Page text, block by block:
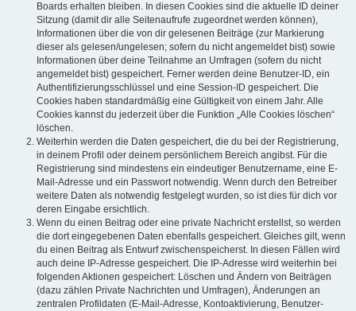
Boards erhalten bleiben. In diesen Cookies sind die aktuelle ID deiner
Sitzung (damit dir alle Seitenaufrufe zugeordnet werden können),
Informationen über die von dir gelesenen Beiträge (zur Markierung
dieser als gelesen/ungelesen; sofern du nicht angemeldet bist) sowie
Informationen über deine Teilnahme an Umfragen (sofern du nicht
angemeldet bist) gespeichert. Ferner werden deine Benutzer-ID, ein
Authentifizierungsschlüssel und eine Session-ID gespeichert. Die
Cookies haben standardmäßig eine Gültigkeit von einem Jahr. Alle
Cookies kannst du jederzeit über die Funktion „Alle Cookies löschen“
löschen.
Weiterhin werden die Daten gespeichert, die du bei der Registrierung,
in deinem Profil oder deinem persönlichem Bereich angibst. Für die
Registrierung sind mindestens ein eindeutiger Benutzername, eine E-
Mail-Adresse und ein Passwort notwendig. Wenn durch den Betreiber
weitere Daten als notwendig festgelegt wurden, so ist dies für dich vor
deren Eingabe ersichtlich.
Wenn du einen Beitrag oder eine private Nachricht erstellst, so werden
die dort eingegebenen Daten ebenfalls gespeichert. Gleiches gilt, wenn
du einen Beitrag als Entwurf zwischenspeicherst. In diesen Fällen wird
auch deine IP-Adresse gespeichert. Die IP-Adresse wird weiterhin bei
folgenden Aktionen gespeichert: Löschen und Ändern von Beiträgen
(dazu zählen Private Nachrichten und Umfragen), Änderungen an
zentralen Profildaten (E-Mail-Adresse, Kontoaktivierung, Benutzer-